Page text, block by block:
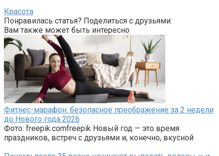
Красота
Понравилась статья? Поделиться с друзьями:
Вам также может быть интересно
Фитнес-марафон: безопасное преображение за 2 недели
до Нового года 2026
Фото: freepik.comfreepik Новый год — это время
праздников, встреч с друзьями и, конечно, вкусной